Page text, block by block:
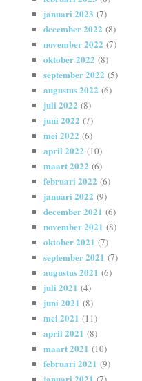
januari 2023 (7)
december 2022 (8)
november 2022 (7)
oktober 2022 (8)
september 2022 (5)
augustus 2022 (6)
juli 2022 (8)
juni 2022 (7)
mei 2022 (6)
april 2022 (10)
maart 2022 (6)
februari 2022 (6)
januari 2022 (9)
december 2021 (6)
november 2021 (8)
oktober 2021 (7)
september 2021 (7)
augustus 2021 (6)
juli 2021 (4)
juni 2021 (8)
mei 2021 (11)
april 2021 (8)
maart 2021 (10)
februari 2021 (9)